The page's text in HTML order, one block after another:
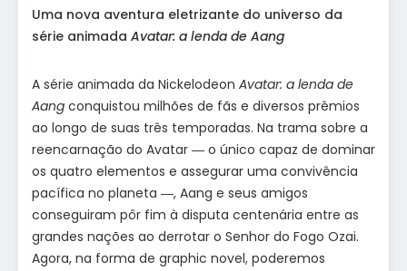
Uma nova aventura eletrizante do universo da
série animada Avatar: a lenda de Aang
A série animada da Nickelodeon Avatar: a lenda de
Aang conquistou milhões de fãs e diversos prêmios
ao longo de suas três temporadas. Na trama sobre a
reencarnação do Avatar ― o único capaz de dominar
os quatro elementos e assegurar uma convivência
pacífica no planeta ―, Aang e seus amigos
conseguiram pôr fim à disputa centenária entre as
grandes nações ao derrotar o Senhor do Fogo Ozai.
Agora, na forma de graphic novel, poderemos